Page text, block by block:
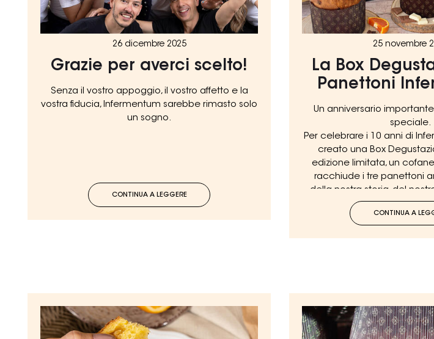
26 dicembre 2025
Grazie per averci scelto!
Senza il vostro appoggio, il vostro affetto e la
vostra fiducia, Infermentum sarebbe rimasto solo
un sogno.
CONTINUA A LEGGERE
25 novembre
La Box
Panettoni
Un anniversario
speciale.
Per celebrare i 10 anni di
creato una Box
edizione limitata, un
racchiude i tre panettoni
della nostra storia, del
nostra
CONTINUA A